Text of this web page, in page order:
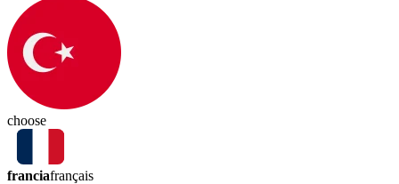
choose
franciafrançais